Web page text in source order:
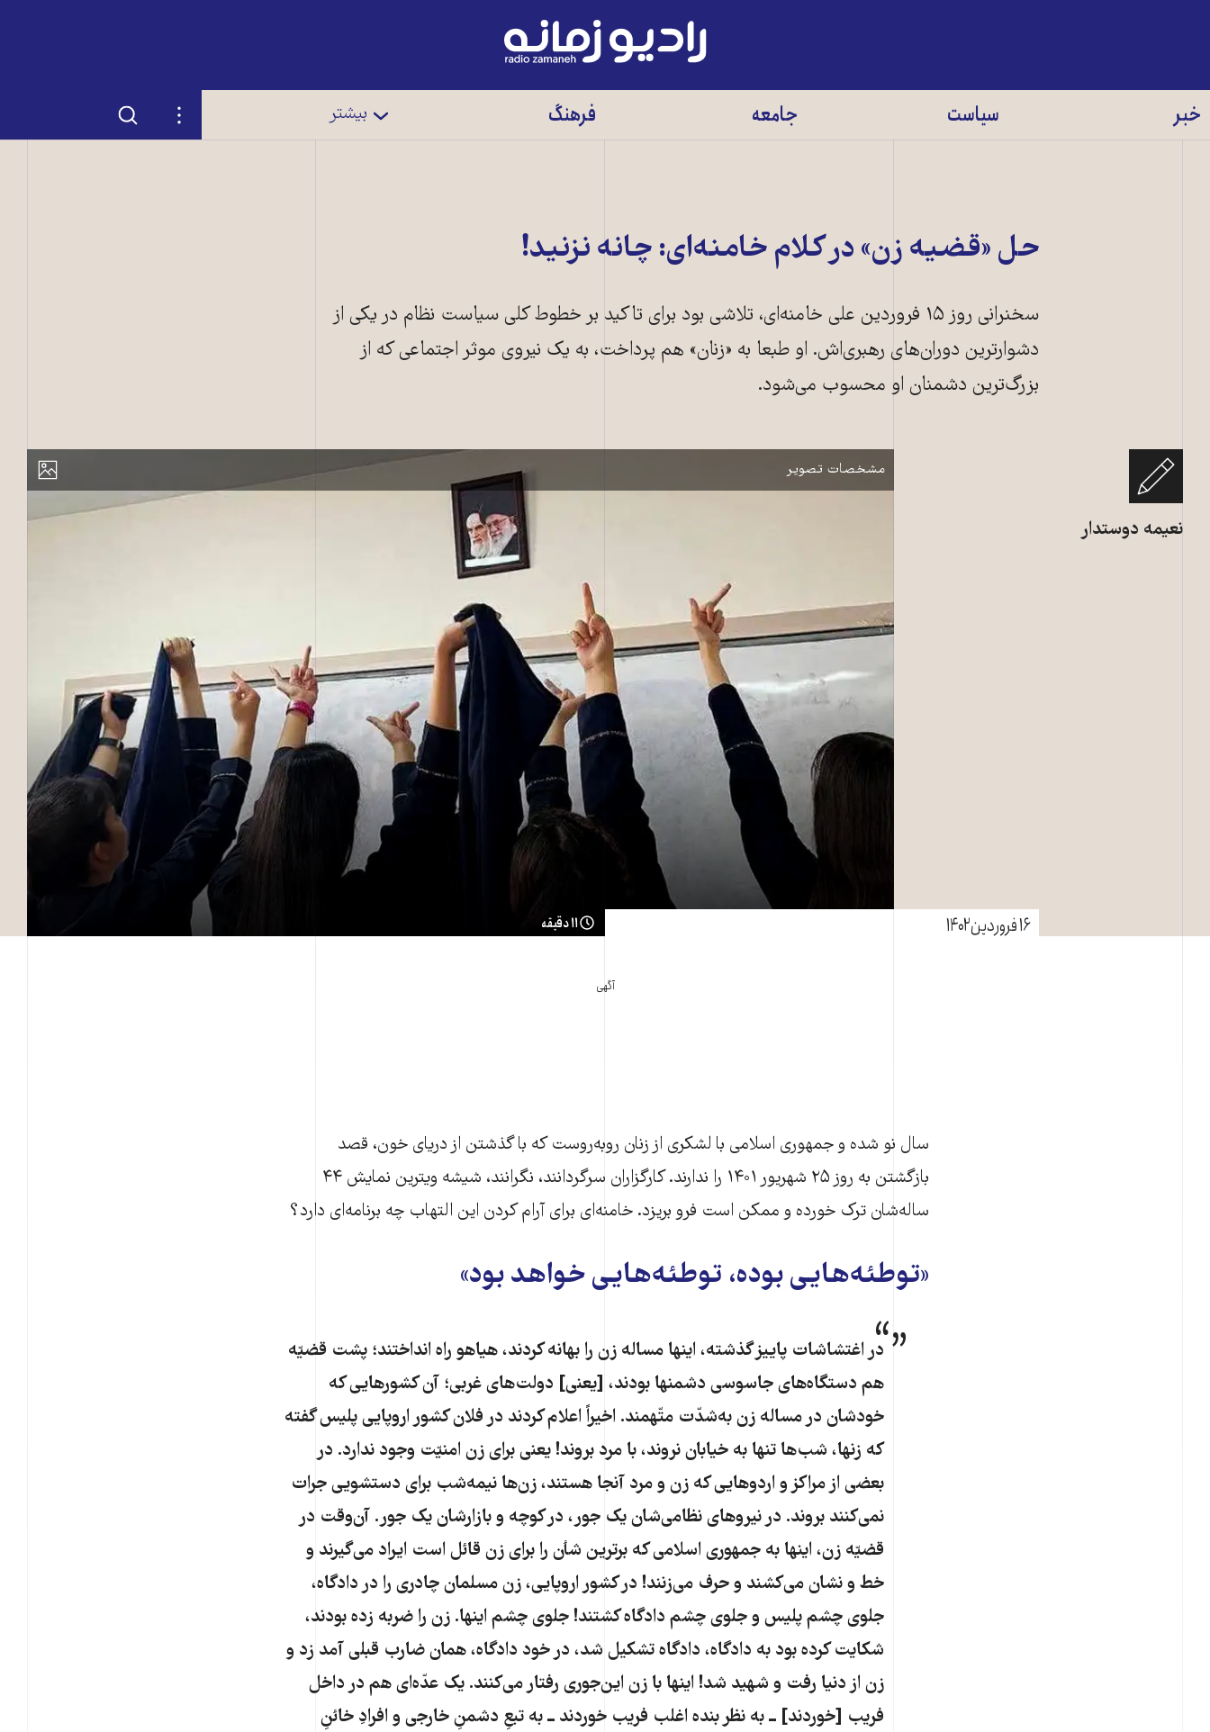
رادیو
زمانه
خبر سیاست جامعه فرهنگ بیشتر تنظیمات جستجو
حل «قضیه زن» در کلام خامنه‌ای: چانه نزنید!
سخنرانی روز ۱۵ فروردین علی خامنه‌ای، تلاشی بود برای تاکید بر خطوط کلی سیاست نظام در یکی از
دشوارترین دوران‌های رهبری‌اش. او طبعا به «زنان» هم پرداخت، به یک نیروی موثر اجتماعی که از
بزرگ‌ترین دشمنان او محسوب می‌شود.
نعیمه دوستدار
نمایش
مشخصات تصویر
۱۶ فروردین ۱۴۰۲ ۱۱ دقیقه
آگهی
سال نو شده و جمهوری اسلامی با لشکری از زنان روبه‌روست که با گذشتن از دریای خون، قصد
بازگشتن به روز ۲۵ شهریور ۱۴۰۱ را ندارند. کارگزاران سرگردانند، نگرانند، شیشه ویترین نمایش ۴۴
ساله‌شان ترک خورده و ممکن است فرو بریزد. خامنه‌ای برای آرام کردن این التهاب چه برنامه‌ای دارد؟
«توطئه‌هایی بوده، توطئه‌هایی خواهد بود»
در اغتشاشات پاییز گذشته، اینها مساله‌ زن را بهانه کردند، هیاهو راه انداختند؛ پشت قضیّه
هم دستگاه‌های جاسوسی دشمنها بودند، [یعنی] دولت‌های غربی؛ آن کشورهایی که
خودشان در مساله زن به‌شدّت متّهمند. اخیراً اعلام کردند در فلان کشور اروپایی پلیس گفته
که زنها، شب‌ها تنها به خیابان نروند، با مرد بروند! یعنی برای زن امنیّت وجود ندارد. در
بعضی از مراکز و اردوهایی که زن و مرد آنجا هستند، زن‌ها نیمه‌شب برای دستشویی جرات
نمی‌کنند بروند. در نیروهای نظامی‌شان یک جور، در کوچه و بازارشان یک جور. آن‌وقت در
قضیّه‌ زن، اینها به جمهوری اسلامی که برترین شأن را برای زن قائل است ایراد می‌گیرند و
خط و نشان می‌کشند و حرف می‌زنند! در کشور اروپایی، زن مسلمان چادری را در دادگاه،
جلوی چشم پلیس و جلوی چشم دادگاه کشتند! جلوی چشم اینها. زن را ضربه زده بودند،
شکایت کرده بود به دادگاه، دادگاه تشکیل شد، در خود دادگاه، همان ضارب قبلی آمد زد و
زن از دنیا رفت و شهید شد! اینها با زن این‌جوری رفتار می‌کنند. یک عدّه‌ای هم در داخل
فریب [خوردند] ــ به نظر بنده اغلب فریب خوردند ــ به تبعِ دشمنِ خارجی و افرادِ خائنِ